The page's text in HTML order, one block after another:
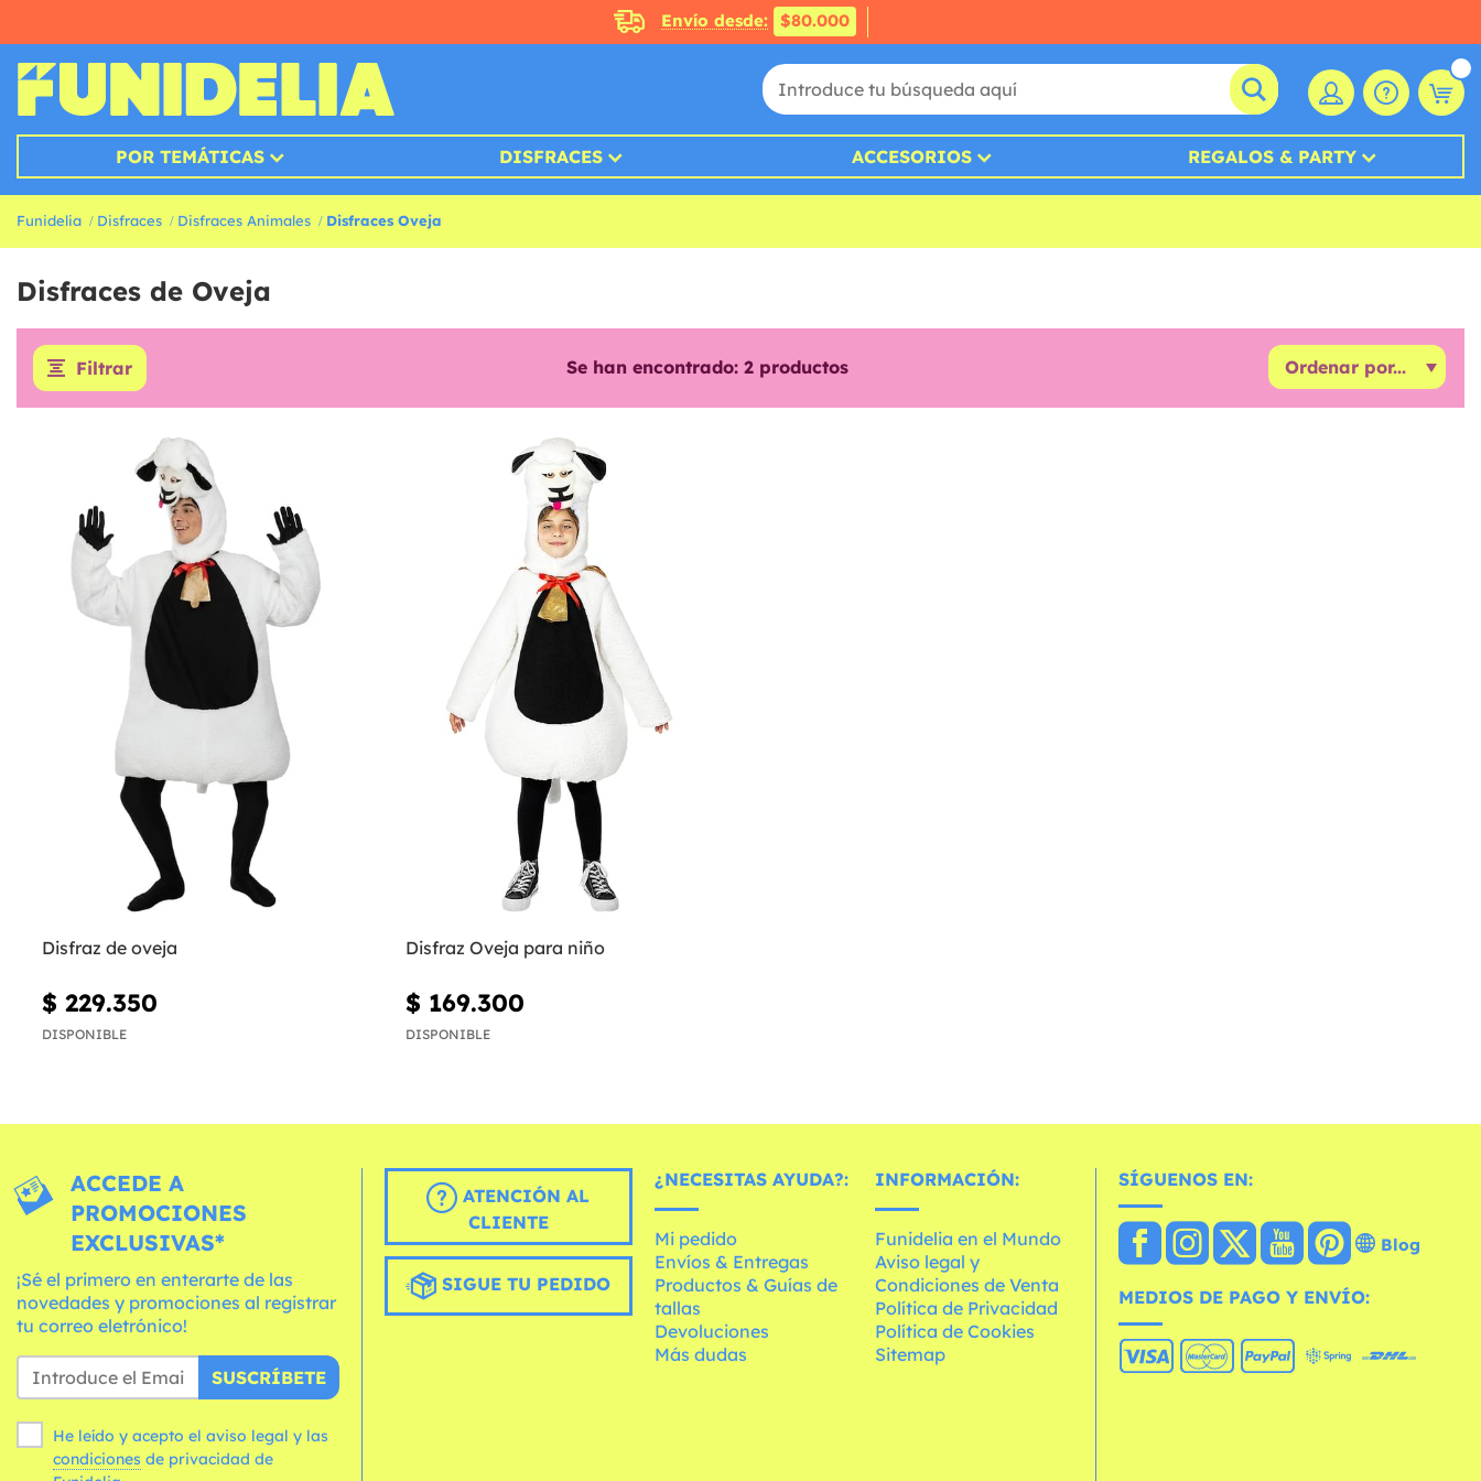
Envío desde: $80.000
POR TEMÁTICAS DISFRACES ACCESORIOS REGALOS & PARTY
Funidelia Disfraces Disfraces Animales Disfraces Oveja
Disfraces de Oveja
Filtrar Se han encontrado: 2 productos
Disfraz de oveja
$ 229.350
DISPONIBLE
Disfraz Oveja para niño
$ 169.300
DISPONIBLE
ACCEDE A
PROMOCIONES
EXCLUSIVAS*
¡Sé el primero en enterarte de las
novedades y promociones al registrar
tu correo eletrónico!
SUSCRÍBETE
He leído y acepto el aviso legal y las
condiciones
ATENCIÓN AL
CLIENTE
SIGUE TU PEDIDO
¿NECESITAS AYUDA?:
Mi pedido
Envíos & Entregas
Productos & Guías de
tallas
Devoluciones
Más dudas
INFORMACIÓN:
Funidelia en el Mundo
Aviso legal y
Condiciones de Venta
Política de Privacidad
Política de Cookies
Sitemap
SÍGUENOS EN:
Blog
MEDIOS DE PAGO Y ENVÍO: